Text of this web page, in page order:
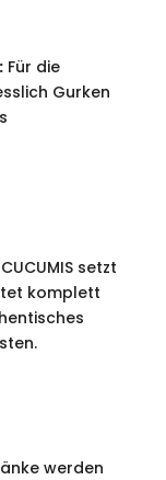
Für die
Gurken
setzt
komplett
werden